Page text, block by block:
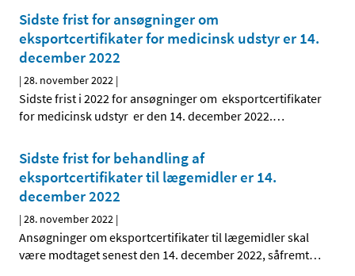
Sidste frist for ansøgninger om
eksportcertifikater for medicinsk udstyr er 14.
december 2022
|28. november 2022 |
Sidste frist i 2022 for ansøgninger om eksportcertifikater
for medicinsk udstyr er den 14. december 2022.…
Sidste frist for behandling af
eksportcertifikater til lægemidler er 14.
december 2022
|28. november 2022 |
Ansøgninger om eksportcertifikater til lægemidler skal
være modtaget senest den 14. december 2022, såfremt…